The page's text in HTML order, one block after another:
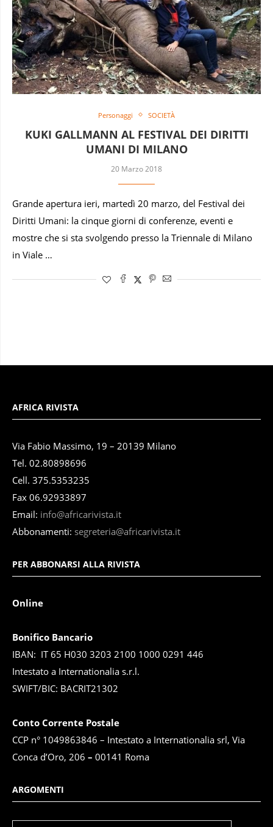
Personaggi SOCIETÀ
KUKI GALLMANN AL FESTIVAL DEI DIRITTI
UMANI DI MILANO
20 Marzo 2018
Grande apertura ieri, martedì 20 marzo, del Festival dei
Diritti Umani: la cinque giorni di conferenze, eventi e
mostre che si sta svolgendo presso la Triennale di Milano
in Viale …
AFRICA RIVISTA
Via Fabio Massimo, 19 – 20139 Milano
Tel. 02.80898696
Cell. 375.5353235
Fax 06.92933897
Email: info@africarivista.it
Abbonamenti: segreteria@africarivista.it
PER ABBONARSI ALLA RIVISTA
Online
Bonifico Bancario
IBAN: IT 65 H030 3203 2100 1000 0291 446
Intestato a Internationalia s.r.l.
SWIFT/BIC: BACRIT21302
Conto Corrente Postale
CCP n° 1049863846 – Intestato a Internationalia srl, Via
Conca d’Oro, 206 – 00141 Roma
ARGOMENTI